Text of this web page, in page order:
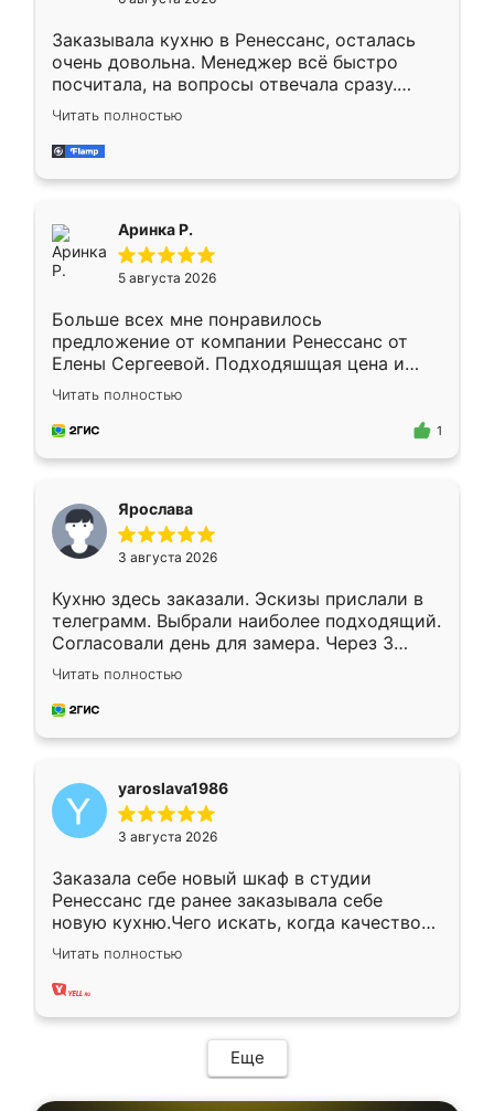
Заказывала кухню в Ренессанс, осталась
очень довольна. Менеджер всё быстро
посчитала, на вопросы отвечала сразу.
Замерщик приехал в субботу, подошёл к
делу со всей ответственностью. Собрали
за день, ребята работали аккуратно, даже
Читать полностью
Аринка Р.
5 августа 2026
Больше всех мне понравилось
предложение от компании Ренессанс от
Елены Сергеевой. Подходяшщая цена и
короткие сроки изготовления. Приехавший
для замера сотрудник Владислав
предложил по моему эскизу самый
Читать полностью
1
Ярослава
3 августа 2026
Кухню здесь заказали. Эскизы прислали в
телеграмм. Выбрали наиболее подходящий.
Согласовали день для замера. Через 3
недели кухня была уже готова. Остались
довольны работой. Спасибо Ренессанс
мебель за качественную работу!
Читать полностью
yaroslava1986
3 августа 2026
Заказала себе новый шкаф в студии
Ренессанс где ранее заказывала себе
новую кухню.Чего искать, когда качеством
вполне довольна. Служит кухня уже почти
два года, нареканий нет.
Читать полностью
Еще